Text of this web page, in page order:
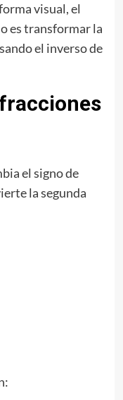
visual, el
es transformar la
el inverso de
el signo de
la segunda